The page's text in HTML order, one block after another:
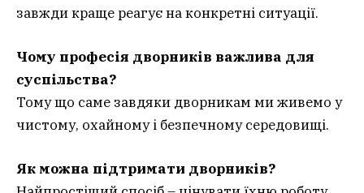
завжди краще реагує на конкретні ситуації.
Чому професія дворників важлива для
суспільства?
Тому що саме завдяки дворникам ми живемо у
чистому, охайному і безпечному середовищі.
Як можна підтримати дворників?